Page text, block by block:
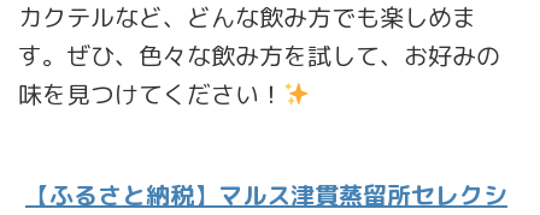
カクテルなど、どんな飲み方でも楽しめま
す。ぜひ、色々な飲み方を試して、お好みの
味を見つけてください！
【ふるさと納税】マルス津貫蒸留所セレクシ